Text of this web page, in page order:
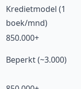
Kredietmodel (1
boek/mnd)
850.000+
Beperkt (~3.000)